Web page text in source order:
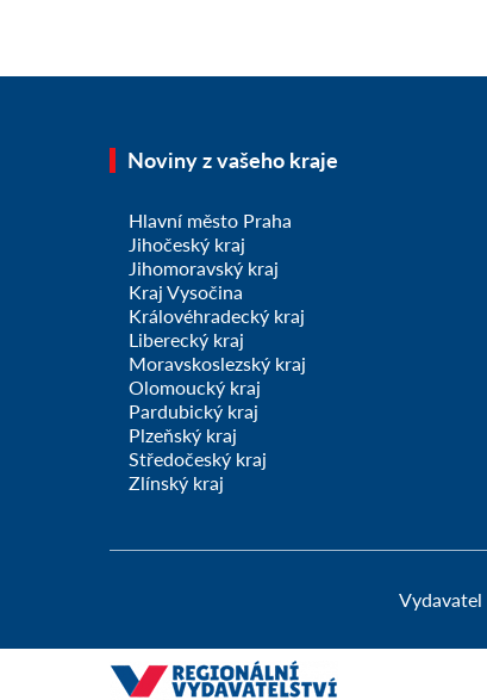
Noviny z vašeho kraje
Hlavní město Praha
Jihočeský kraj
Jihomoravský kraj
Kraj Vysočina
Královéhradecký kraj
Liberecký kraj
Moravskoslezský kraj
Olomoucký kraj
Pardubický kraj
Plzeňský kraj
Středočeský kraj
Zlínský kraj
Vydavatel